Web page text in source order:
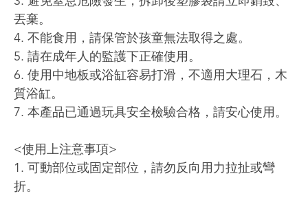
丟棄。
4. 不能食用，請保管於孩童無法取得之處。
5. 請在成年人的監護下正確使用。
6. 使用中地板或浴缸容易打滑，不適用大理石，木
質浴缸。
7. 本產品已通過玩具安全檢驗合格，請安心使用。
<使用上注意事項>
1. 可動部位或固定部位，請勿反向用力拉扯或彎
折。